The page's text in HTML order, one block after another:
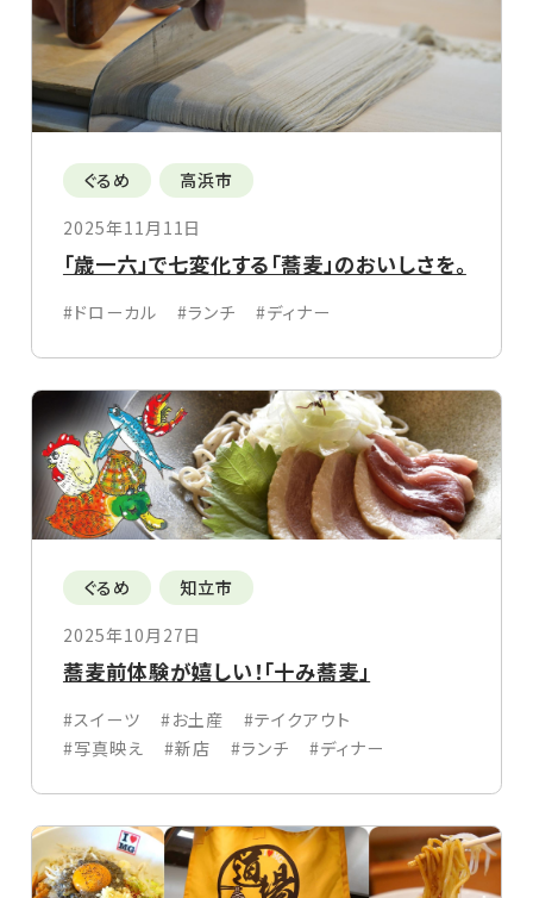
ぐるめ
高浜市
2025年11月11日
「歳一六」で七変化する「蕎麦」のおいしさを。
#ドローカル #ランチ #ディナー
ぐるめ
知立市
2025年10月27日
蕎麦前体験が嬉しい！「十み蕎麦」
#スイーツ #お土産
#テイクアウト
#写真映え
#新店 #ランチ #ディナー